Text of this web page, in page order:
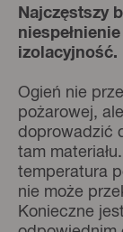
Najczęstszy
izolacyjność.
Ogień nie
pożarowej,
doprowadzić
tam
temperatura
nie może
Konieczne